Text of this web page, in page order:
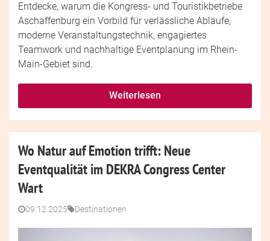
Entdecke, warum die Kongress- und Touristikbetriebe
Aschaffenburg ein Vorbild für verlässliche Abläufe,
moderne Veranstaltungstechnik, engagiertes
Teamwork und nachhaltige Eventplanung im Rhein-
Main-Gebiet sind.
Weiterlesen
Wo Natur auf Emotion trifft: Neue
Eventqualität im DEKRA Congress Center
Wart
09.12.2025 Destinationen